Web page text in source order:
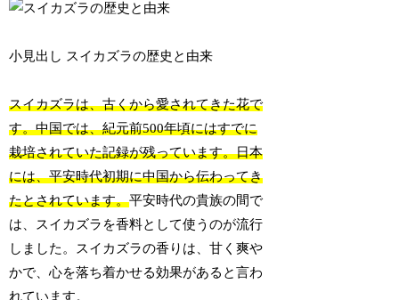
小見出し スイカズラの歴史と由来
スイカズラは、古くから愛されてきた花で
す。中国では、紀元前500年頃にはすでに
栽培されていた記録が残っています。日本
には、平安時代初期に中国から伝わってき
たとされています。平安時代の貴族の間で
は、スイカズラを香料として使うのが流行
しました。スイカズラの香りは、甘く爽や
かで、心を落ち着かせる効果があると言わ
れています。